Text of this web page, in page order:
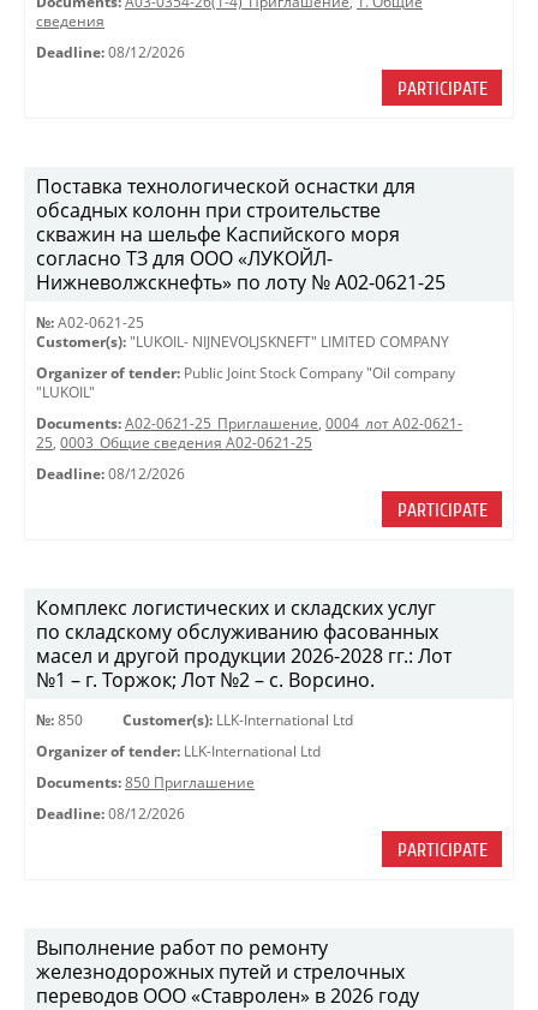
сведения
Deadline: 08/12/2026
PARTICIPATE
Поставка технологической оснастки для
обсадных колонн при строительстве
скважин на шельфе Каспийского моря
согласно ТЗ для ООО «ЛУКОЙЛ-
Нижневолжскнефть» по лоту № A02-0621-25
№: A02-0621-25
Customer(s): "LUKOIL- NIJNEVOLJSKNEFT" LIMITED COMPANY
Organizer of tender: Public Joint Stock Company "Oil company
"LUKOIL"
Documents: A02-0621-25_Приглашение, 0004_лот A02-0621-
25, 0003_Общие сведения A02-0621-25
Deadline: 08/12/2026
PARTICIPATE
Комплекс логистических и складских услуг
по складскому обслуживанию фасованных
масел и другой продукции 2026-2028 гг.: Лот
№1 – г. Торжок; Лот №2 – с. Ворсино.
№: 850 Customer(s): LLK-International Ltd
Organizer of tender: LLK-International Ltd
Documents: 850 Приглашение
Deadline: 08/12/2026
PARTICIPATE
Выполнение работ по ремонту
железнодорожных путей и стрелочных
переводов ООО «Ставролен» в 2026 году